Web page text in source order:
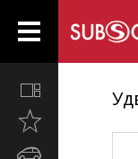
недавно